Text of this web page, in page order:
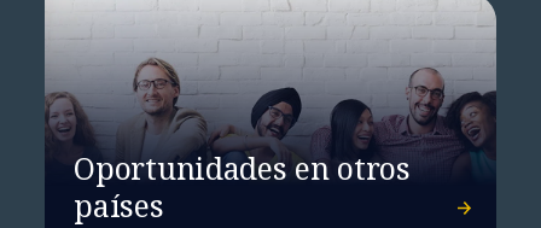
Oportunidades en otros
países